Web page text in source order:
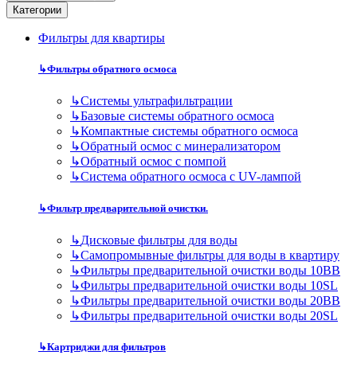
Категории
Фильтры для квартиры
↳Фильтры обратного осмоса
↳Cистемы ультрафильтрации
↳Базовые системы обратного осмоса
↳Компактные системы обратного осмоса
↳Обратный осмос с минерализатором
↳Обратный осмос с помпой
↳Система обратного осмоса с UV-лампой
↳Фильтр предварительной очистки.
↳Дисковые фильтры для воды
↳Самопромывные фильтры для воды в квартиру
↳Фильтры предварительной очистки воды 10BB
↳Фильтры предварительной очистки воды 10SL
↳Фильтры предварительной очистки воды 20BB
↳Фильтры предварительной очистки воды 20SL
↳Картриджи для фильтров